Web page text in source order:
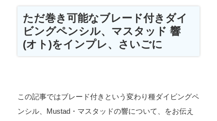
ただ巻き可能なブレード付きダイ
ビングペンシル、マスタッド 響
(オト)をインプレ、さいごに
この記事ではブレード付きという変わり種ダイビングペ
ンシル、Mustad・マスタッドの響について、をお伝え